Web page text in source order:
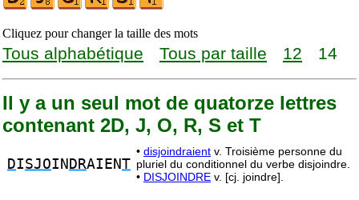
Cliquez pour changer la taille des mots
Tous alphabétique Tous par taille 12 14
Il y a un seul mot de quatorze lettres
contenant 2D, J, O, R, S et T
DISJOIN DRAIENT
• disjoindraient v. Troisième personne du
pluriel du conditionnel du verbe disjoindre.
• DISJOINDRE v. [cj. joindre].